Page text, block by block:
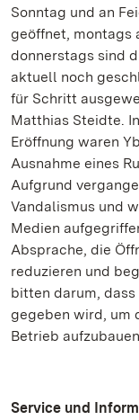
Sonntag und an
geöffnet, montags
donnerstags sind
aktuell noch
für Schritt
Matthias Steidte.
Eröffnung waren
Ausnahme eines
Aufgrund
Vandalismus und
Medien
Absprache, die
reduzieren und
bitten darum,
gegeben wird, um
Betrieb
Service und